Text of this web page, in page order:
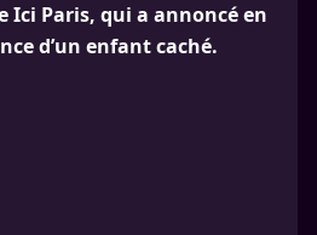
Ici Paris, qui a annoncé en
d’un enfant caché.